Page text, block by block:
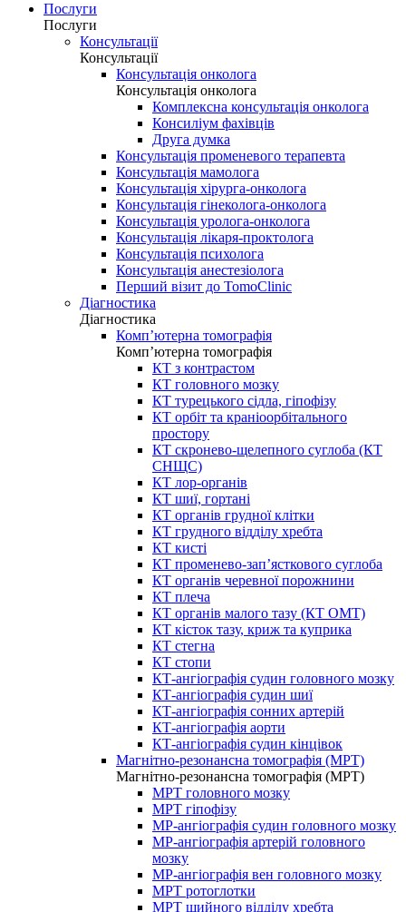
Послуги
Послуги
Консультації
Консультації
Консультація онколога
Консультація онколога
Комплексна консультація онколога
Консиліум фахівців
Друга думка
Консультація променевого терапевта
Консультація мамолога
Консультація хірурга-онколога
Консультація гінеколога-онколога
Консультація уролога-онколога
Консультація лікаря-проктолога
Консультація психолога
Консультація анестезіолога
Перший візит до TomoClinic
Діагностика
Діагностика
Комп’ютерна томографія
Комп’ютерна томографія
КТ з контрастом
КТ головного мозку
КТ турецького сідла, гіпофізу
КТ орбіт та краніоорбітального
простору
КТ скронево-щелепного суглоба (КТ
СНЩС)
КТ лор-органів
КТ шиї, гортані
КТ органів грудної клітки
КТ грудного відділу хребта
КТ кисті
КТ променево-зап’ясткового суглоба
КТ органів черевної порожнини
КТ плеча
КТ органів малого тазу (КТ ОМТ)
КТ кісток тазу, криж та куприка
КТ стегна
КТ стопи
КТ-ангіографія судин головного мозку
КТ-ангіографія судин шиї
КТ-ангіографія сонних артерій
КТ-ангіографія аорти
КТ-ангіографія судин кінцівок
Магнітно-резонансна томографія (МРТ)
Магнітно-резонансна томографія (МРТ)
МРТ головного мозку
МРТ гіпофізу
МР-ангіографія судин головного мозку
МР-ангіографія артерій головного
мозку
МР-ангіографія вен головного мозку
МРТ ротоглотки
МРТ шийного відділу хребта